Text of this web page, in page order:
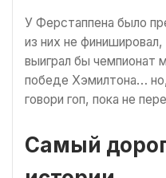
У Ферстаппена было
из них не
выиграл бы чемпионат
победе Хэмилтона… но,
говори гоп, пока не
Самый